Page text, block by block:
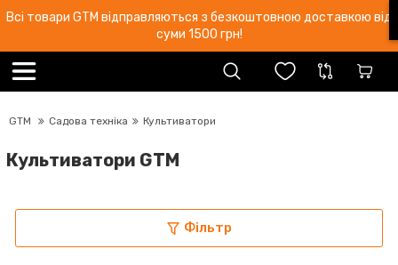
Всі товари GTM відправляються з безкоштовною доставкою від
суми 1500 грн!
GTM Садова техніка Культиватори
Культиватори GTM
Фільтр